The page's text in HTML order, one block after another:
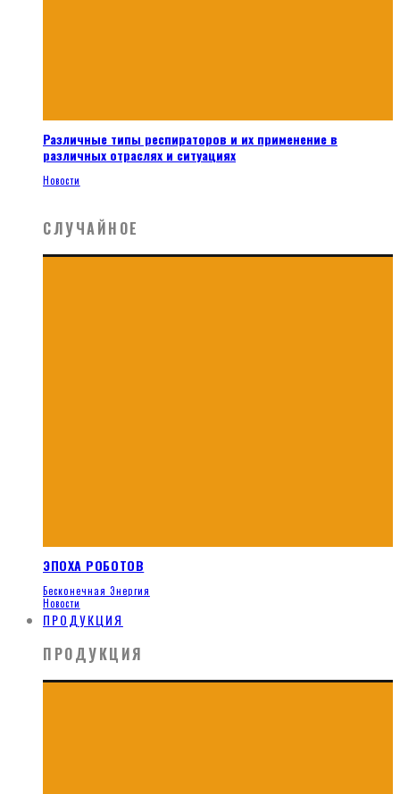
Различные типы респираторов и их применение в
различных отраслях и ситуациях
Новости
СЛУЧАЙНОЕ
ЭПОХА РОБОТОВ
Бесконечная Энергия
Новости
ПРОДУКЦИЯ
ПРОДУКЦИЯ